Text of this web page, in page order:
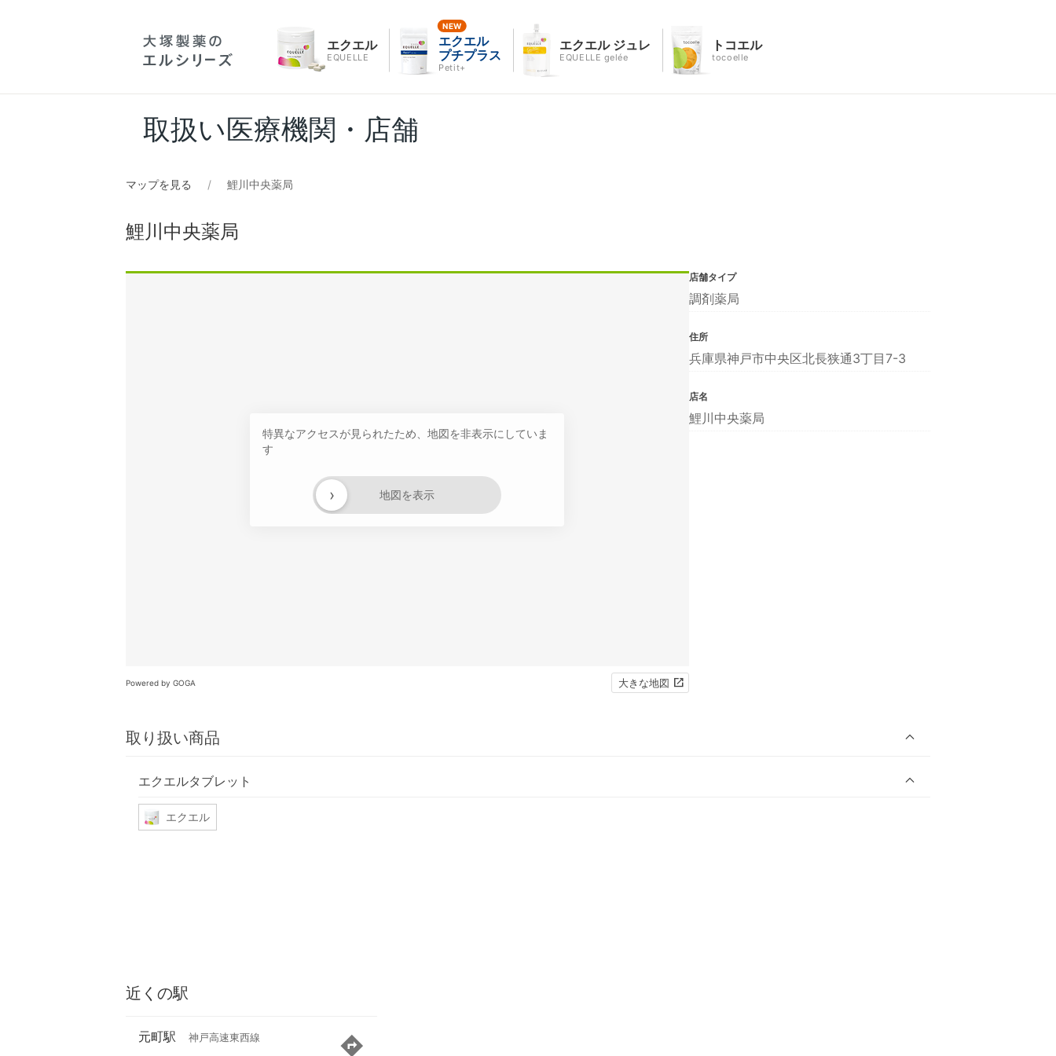
エクエル
EQUELLE
エクエル
プチプラス
Petit+
エクエル ジュレ
EQUELLE gelée
トコエル
tocoelle
取扱い医療機関・店舗
マップを見る 鯉川中央薬局
鯉川中央薬局
特異なアクセスが見られたため、地図を非表示にしていま
す
地図を表示
›
Powered by GOGA 大きな地図
取り扱い商品
エクエルタブレット
エクエル
店舗タイプ
調剤薬局
住所
兵庫県神戸市中央区北長狭通3丁目7-3
店名
鯉川中央薬局
近くの駅
元町駅 神戸高速東西線